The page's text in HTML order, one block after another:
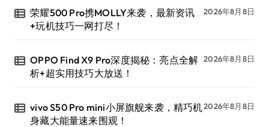
荣耀500 Pro携MOLLY来袭，最新资讯
+玩机技巧一网打尽！
2026年8月8日
OPPO Find X9 Pro深度揭秘：亮点全解
析+超实用技巧大放送！
2026年8月8日
vivo S50 Pro mini小屏旗舰来袭，精巧机
身藏大能量速来围观！
2026年8月8日